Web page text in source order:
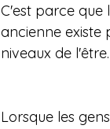
C'est parce que
ancienne existe
niveaux de l'être.
Lorsque les